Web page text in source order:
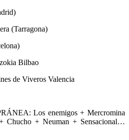
(Tarragona)
Bilbao
de Viveros Valencia
Los enemigos + Mercromina
Chucho + Neuman + Sensacional…